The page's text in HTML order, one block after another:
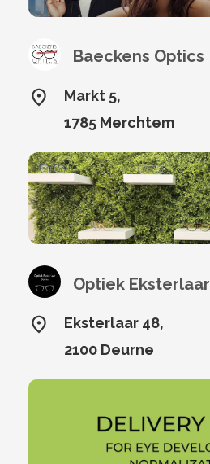
Baeckens Optics
Markt 5,
1785 Merchtem
Optiek Eksterlaar
Eksterlaar 48,
2100 Deurne